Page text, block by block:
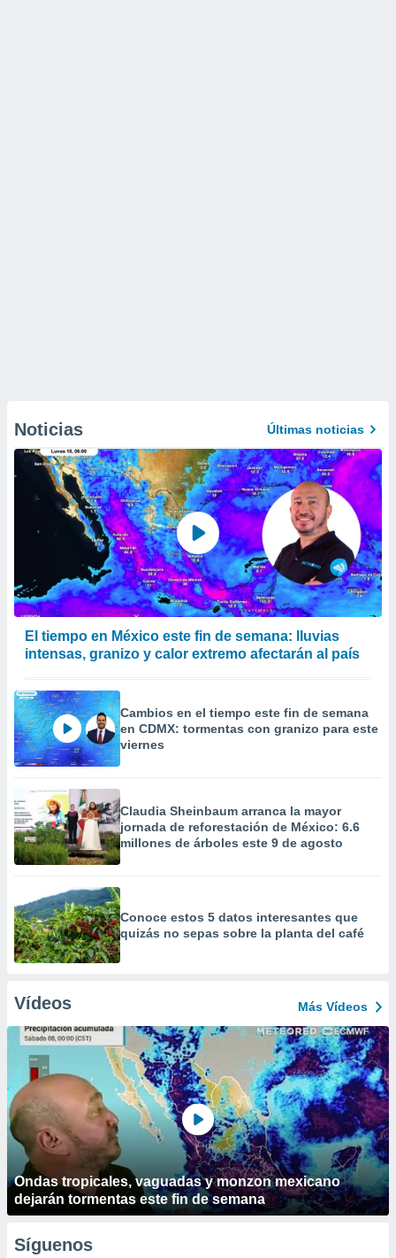
Noticias Últimas noticias
El tiempo en México este fin de semana: lluvias
intensas, granizo y calor extremo afectarán al país
Cambios en el tiempo este fin de semana
en CDMX: tormentas con granizo para este
viernes
Claudia Sheinbaum arranca la mayor
jornada de reforestación de México: 6.6
millones de árboles este 9 de agosto
Conoce estos 5 datos interesantes que
quizás no sepas sobre la planta del café
Vídeos Más Vídeos
Ondas tropicales, vaguadas y monzon mexicano
dejarán tormentas este fin de semana
Síguenos